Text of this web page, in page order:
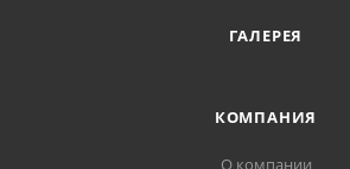
ГАЛЕРЕЯ
КОМПАНИЯ
О компании